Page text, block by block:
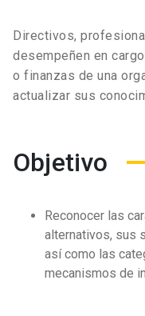
Directivos,
desempeñen en
o finanzas de una
actualizar sus
Objetivo
Reconocer las
alternativos, sus
así como las
mecanismos de